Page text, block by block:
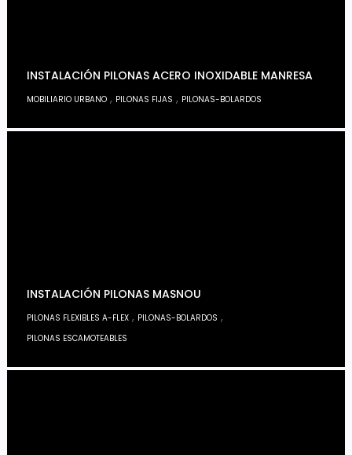
INSTALACIÓN PILONAS ACERO INOXIDABLE MANRESA
MOBILIARIO URBANO , PILONAS FIJAS , PILONAS-BOLARDOS
INSTALACIÓN PILONAS MASNOU
PILONAS FLEXIBLES A-FLEX , PILONAS-BOLARDOS ,
PILONAS ESCAMOTEABLES